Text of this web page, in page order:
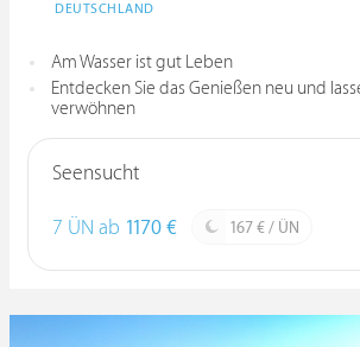
DEUTSCHLAND
Am Wasser ist gut Leben
Entdecken Sie das Genießen neu und
verwöhnen
Seensucht
7 ÜN ab 1170 € 167 € / ÜN